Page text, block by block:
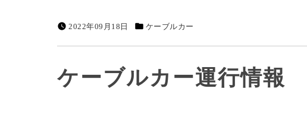
2022年09月18日 ケーブルカー
ケーブルカー運行情報